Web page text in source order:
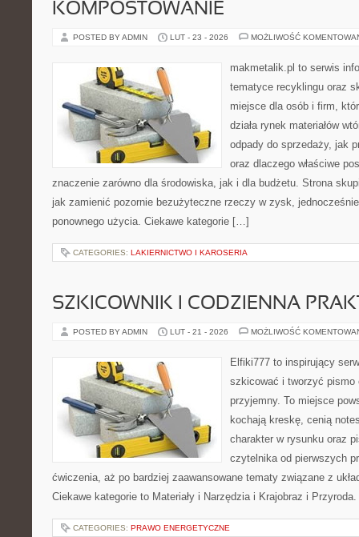
KOMPOSTOWANIE
POSTED BY ADMIN LUT - 23 - 2026 MOŻLIWOŚĆ
makmetalik.pl to serwis
tematyce recyklingu oraz
miejsce dla osób i firm,
działa rynek materiałów
odpady do sprzedaży, jak
oraz dlaczego właściwe
znaczenie zarówno dla środowiska, jak i dla budżetu. Strona
jak zamienić pozornie bezużyteczne rzeczy w zysk,
ponownego użycia. Ciekawe kategorie […]
CATEGORIES: LAKIERNICTWO I KAROSERIA
SZKICOWNIK I CODZIENNA
POSTED BY ADMIN LUT - 21 - 2026 MOŻLIWOŚĆ
Elfiki777 to inspirujący
szkicować i tworzyć pismo
przyjemny. To miejsce
kochają kreskę, cenią
charakter w rysunku oraz
czytelnika od pierwszych
ćwiczenia, aż po bardziej zaawansowane tematy związane z
Ciekawe kategorie to Materiały i Narzędzia i Krajobraz i
CATEGORIES: PRAWO ENERGETYCZNE